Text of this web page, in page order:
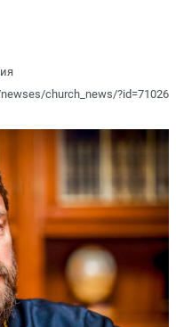
church_news/?id=71026